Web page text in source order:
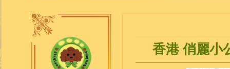
香港 俏麗小